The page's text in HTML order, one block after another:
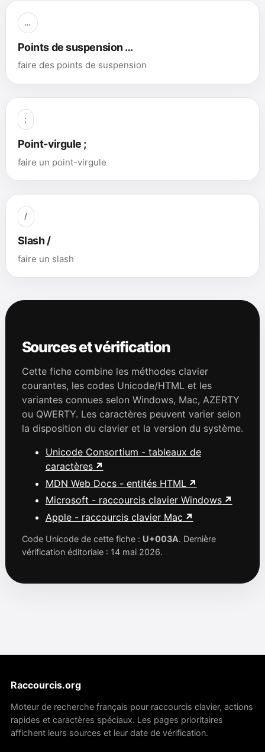
…
Points de suspension …
faire des points de suspension
;
Point-virgule ;
faire un point-virgule
/
Slash /
faire un slash
Sources et vérification
Cette fiche combine les méthodes clavier
courantes, les codes Unicode/HTML et les
variantes connues selon Windows, Mac, AZERTY
ou QWERTY. Les caractères peuvent varier selon
la disposition du clavier et la version du système.
Unicode Consortium - tableaux de
caractères
MDN Web Docs - entités HTML
Microsoft - raccourcis clavier Windows
Apple - raccourcis clavier Mac
Code Unicode de cette fiche : U+003A. Dernière
vérification éditoriale : 14 mai 2026.
Raccourcis.org
Moteur de recherche français pour raccourcis clavier, actions
rapides et caractères spéciaux. Les pages prioritaires
affichent leurs sources et leur date de vérification.